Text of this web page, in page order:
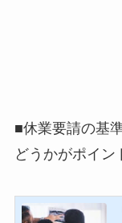
■休業要請の基
どうかがポイン